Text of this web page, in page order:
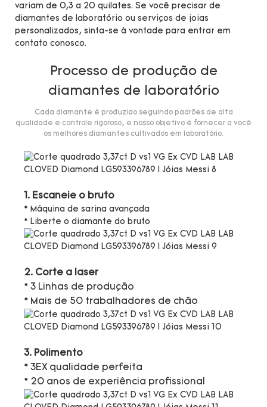
variam de 0,3 a 20 quilates. Se você precisar de
diamantes de laboratório ou serviços de joias
personalizados, sinta-se à vontade para entrar em
contato conosco.
Processo de produção de
diamantes de laboratório
Cada diamante é produzido seguindo padrões de alta
qualidade e controle rigoroso, e nosso objetivo é fornecer a você
os melhores diamantes cultivados em laboratório.
1. Escaneie o bruto
* Máquina de sarina avançada
* Liberte o diamante do bruto
2. Corte a laser
* 3 Linhas de produção
* Mais de 50 trabalhadores de chão
3. Polimento
* 3EX qualidade perfeita
* 20 anos de experiência profissional